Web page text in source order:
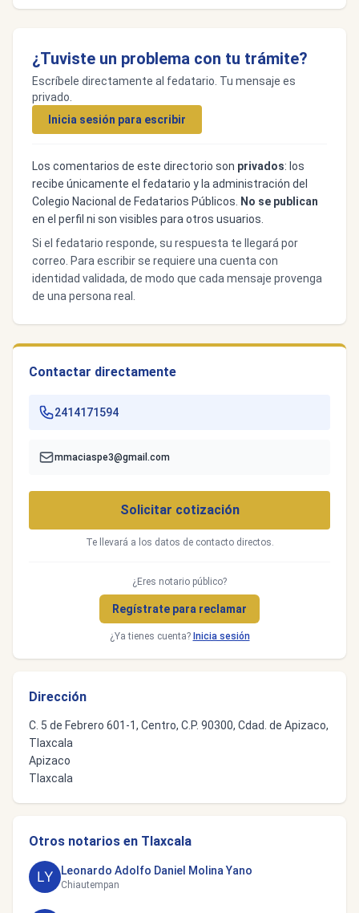
¿Tuviste un problema con tu trámite?
Escríbele directamente al fedatario. Tu mensaje es
privado.
Inicia sesión para escribir
Los comentarios de este directorio son privados: los
recibe únicamente el fedatario y la administración del
Colegio Nacional de Fedatarios Públicos.
No se publican
en el perfil ni son visibles para otros usuarios.
Si el fedatario responde, su respuesta te llegará por
correo. Para escribir se requiere una cuenta con
identidad validada, de modo que cada mensaje provenga
de una persona real.
Contactar directamente
2414171594
mmaciaspe3@gmail.com
Solicitar cotización
Te llevará a los datos de contacto directos.
¿Eres notario público?
Regístrate para reclamar
¿Ya tienes cuenta? Inicia sesión
Dirección
C. 5 de Febrero 601-1, Centro, C.P. 90300, Cdad. de Apizaco,
Tlaxcala
Apizaco
Tlaxcala
Otros notarios en Tlaxcala
Leonardo Adolfo Daniel Molina Yano
Chiautempan